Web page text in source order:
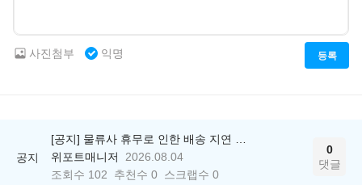
등록
사진첨부 익명
공지
위포트매니저
2026.08.04
조회수 102 추천수 0 스크랩수 0
0
댓글